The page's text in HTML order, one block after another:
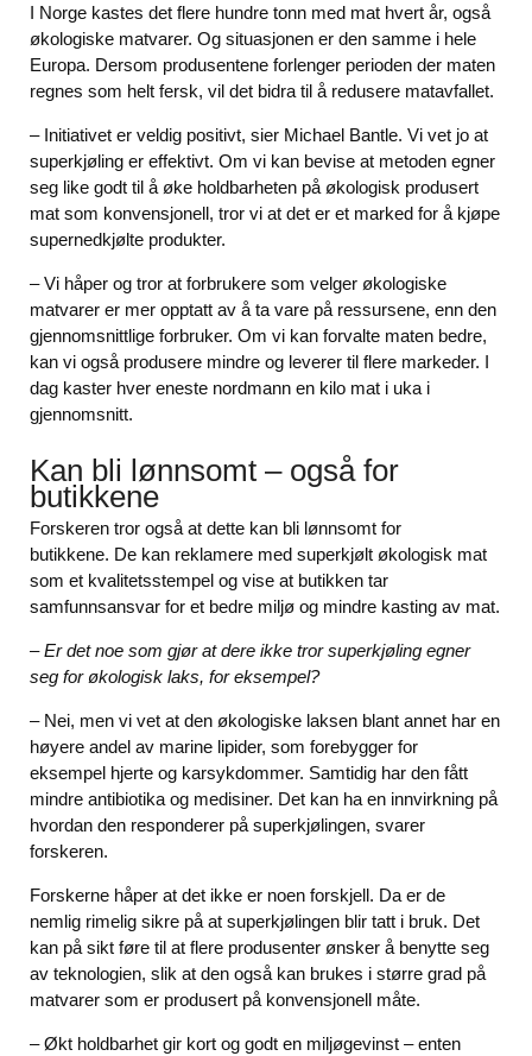
I Norge kastes det flere hundre tonn med mat hvert år, også
økologiske matvarer. Og situasjonen er den samme i hele
Europa. Dersom produsentene forlenger perioden der maten
regnes som helt fersk, vil det bidra til å redusere matavfallet.
– Initiativet er veldig positivt, sier Michael Bantle. Vi vet jo at
superkjøling er effektivt. Om vi kan bevise at metoden egner
seg like godt til å øke holdbarheten på økologisk produsert
mat som konvensjonell, tror vi at det er et marked for å kjøpe
supernedkjølte produkter.
– Vi håper og tror at forbrukere som velger økologiske
matvarer er mer opptatt av å ta vare på ressursene, enn den
gjennomsnittlige forbruker. Om vi kan forvalte maten bedre,
kan vi også produsere mindre og leverer til flere markeder. I
dag kaster hver eneste nordmann en kilo mat i uka i
gjennomsnitt.
Kan bli lønnsomt – også for
butikkene
Forskeren tror også at dette kan bli lønnsomt for
butikkene. De kan reklamere med superkjølt økologisk mat
som et kvalitetsstempel og vise at butikken tar
samfunnsansvar for et bedre miljø og mindre kasting av mat.
– Er det noe som gjør at dere ikke tror superkjøling egner
seg for økologisk laks, for eksempel?
– Nei, men vi vet at den økologiske laksen blant annet har en
høyere andel av marine lipider, som forebygger for
eksempel hjerte og karsykdommer. Samtidig har den fått
mindre antibiotika og medisiner. Det kan ha en innvirkning på
hvordan den responderer på superkjølingen, svarer
forskeren.
Forskerne håper at det ikke er noen forskjell. Da er de
nemlig rimelig sikre på at superkjølingen blir tatt i bruk. Det
kan på sikt føre til at flere produsenter ønsker å benytte seg
av teknologien, slik at den også kan brukes i større grad på
matvarer som er produsert på konvensjonell måte.
– Økt holdbarhet gir kort og godt en miljøgevinst – enten